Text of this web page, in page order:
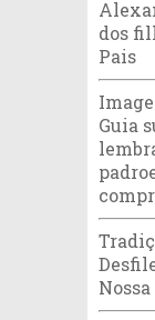
dos
Pais
Guia